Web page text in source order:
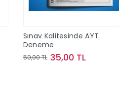
Sınav Kalitesinde AYT
Deneme
50,00 TL 35,00 TL